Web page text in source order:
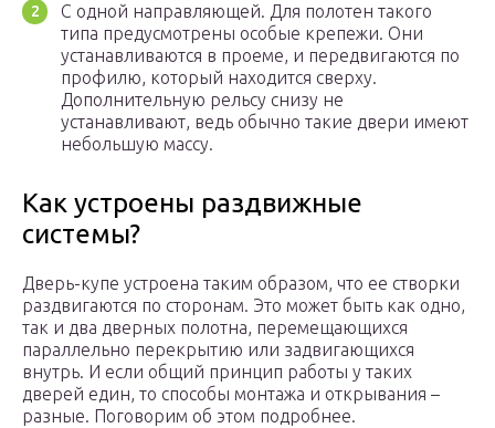
С одной направляющей. Для полотен такого
типа предусмотрены особые крепежи. Они
устанавливаются в проеме, и передвигаются по
профилю, который находится сверху.
Дополнительную рельсу снизу не
устанавливают, ведь обычно такие двери имеют
небольшую массу.
Как устроены раздвижные
системы?
Дверь-купе устроена таким образом, что ее створки
раздвигаются по сторонам. Это может быть как одно,
так и два дверных полотна, перемещающихся
параллельно перекрытию или задвигающихся
внутрь. И если общий принцип работы у таких
дверей един, то способы монтажа и открывания –
разные. Поговорим об этом подробнее.